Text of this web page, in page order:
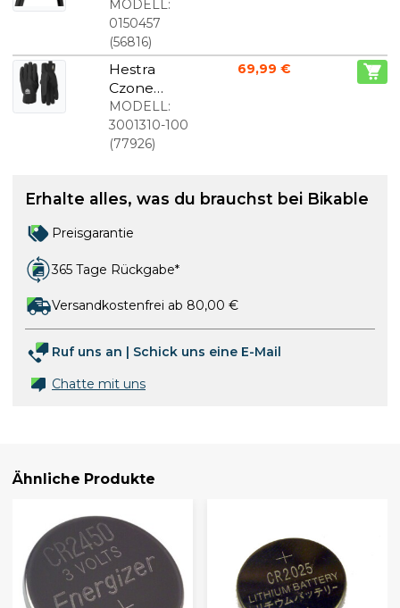
III Faltreifen
700x25C
MODELL:
0150457
(56816)
Hestra
Czone
Mistral 5-
Finger-
Radhandsc
MODELL:
3001310-100
(77926)
69,99 €
Erhalte alles, was du brauchst bei Bikable
Preisgarantie
365 Tage Rückgabe*
Versandkostenfrei ab 80,00 €
Ruf uns an
Schick uns eine E-Mail
Chatte mit uns
Ähnliche Produkte